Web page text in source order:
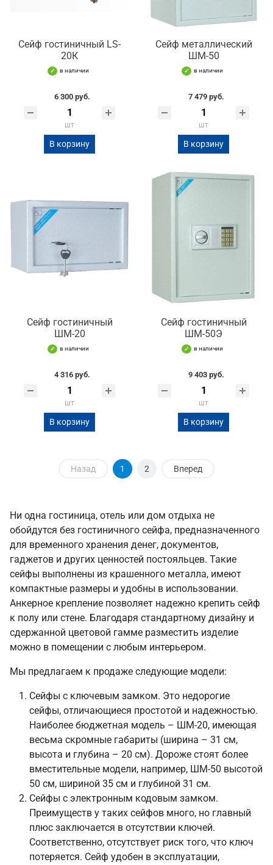
Сейф гостиничный LS-
20К
в наличии
6 300 руб.
шт
В корзину
Сейф металлический
ШМ-50
в наличии
7 479 руб.
шт
В корзину
Сейф гостиничный
ШМ-20
в наличии
4 316 руб.
шт
В корзину
Сейф гостиничный
ШМ-50Э
в наличии
9 403 руб.
шт
В корзину
Назад 1 2 Вперед
Ни одна гостиница, отель или дом отдыха не
обойдутся без гостиничного сейфа, предназначенного
для временного хранения денег, документов,
гаджетов и других ценностей постояльцев. Такие
сейфы выполнены из крашенного металла, имеют
компактные размеры и удобны в использовании.
Анкерное крепление позволяет надежно крепить сейф
к полу или стене. Благодаря стандартному дизайну и
сдержанной цветовой гамме разместить изделие
можно в помещении с любым интерьером.
Мы предлагаем к продаже следующие модели:
Сейфы с ключевым замком. Это недорогие
сейфы, отличающиеся простотой и надежностью.
Наиболее бюджетная модель – ШМ-20, имеющая
весьма скромные габариты (ширина – 31 см,
высота и глубина – 20 см). Дороже стоят более
вместительные модели, например, ШМ-50 высотой
50 см, шириной 35 см и глубиной 31 см.
Сейфы с электронным кодовым замком.
Преимуществ у таких сейфов много, но главный
плюс заключается в отсутствии ключей.
Соответственно, отсутствует риск того, что ключ
потеряется. Сейф удобен в эксплуатации,